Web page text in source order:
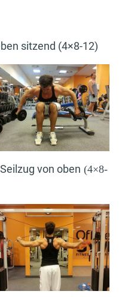
sitzend (4×8-12)
von oben (4×8-